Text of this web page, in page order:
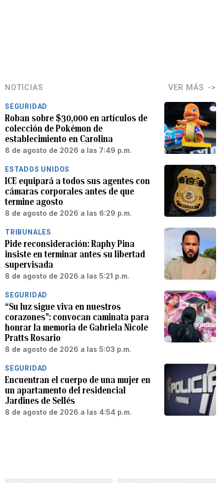
NOTICIAS VER MÁS
SEGURIDAD
Roban sobre $30,000 en artículos de
colección de Pokémon de
establecimiento en Carolina
8 de agosto de 2026 a las 7:49 p.m.
ESTADOS UNIDOS
ICE equipará a todos sus agentes con
cámaras corporales antes de que
termine agosto
8 de agosto de 2026 a las 6:29 p.m.
TRIBUNALES
Pide reconsideración: Raphy Pina
insiste en terminar antes su libertad
supervisada
8 de agosto de 2026 a las 5:21 p.m.
SEGURIDAD
“Su luz sigue viva en nuestros
corazones”: convocan caminata para
honrar la memoria de Gabriela Nicole
Pratts Rosario
8 de agosto de 2026 a las 5:03 p.m.
SEGURIDAD
Encuentran el cuerpo de una mujer en
un apartamento del residencial
Jardines de Sellés
8 de agosto de 2026 a las 4:54 p.m.